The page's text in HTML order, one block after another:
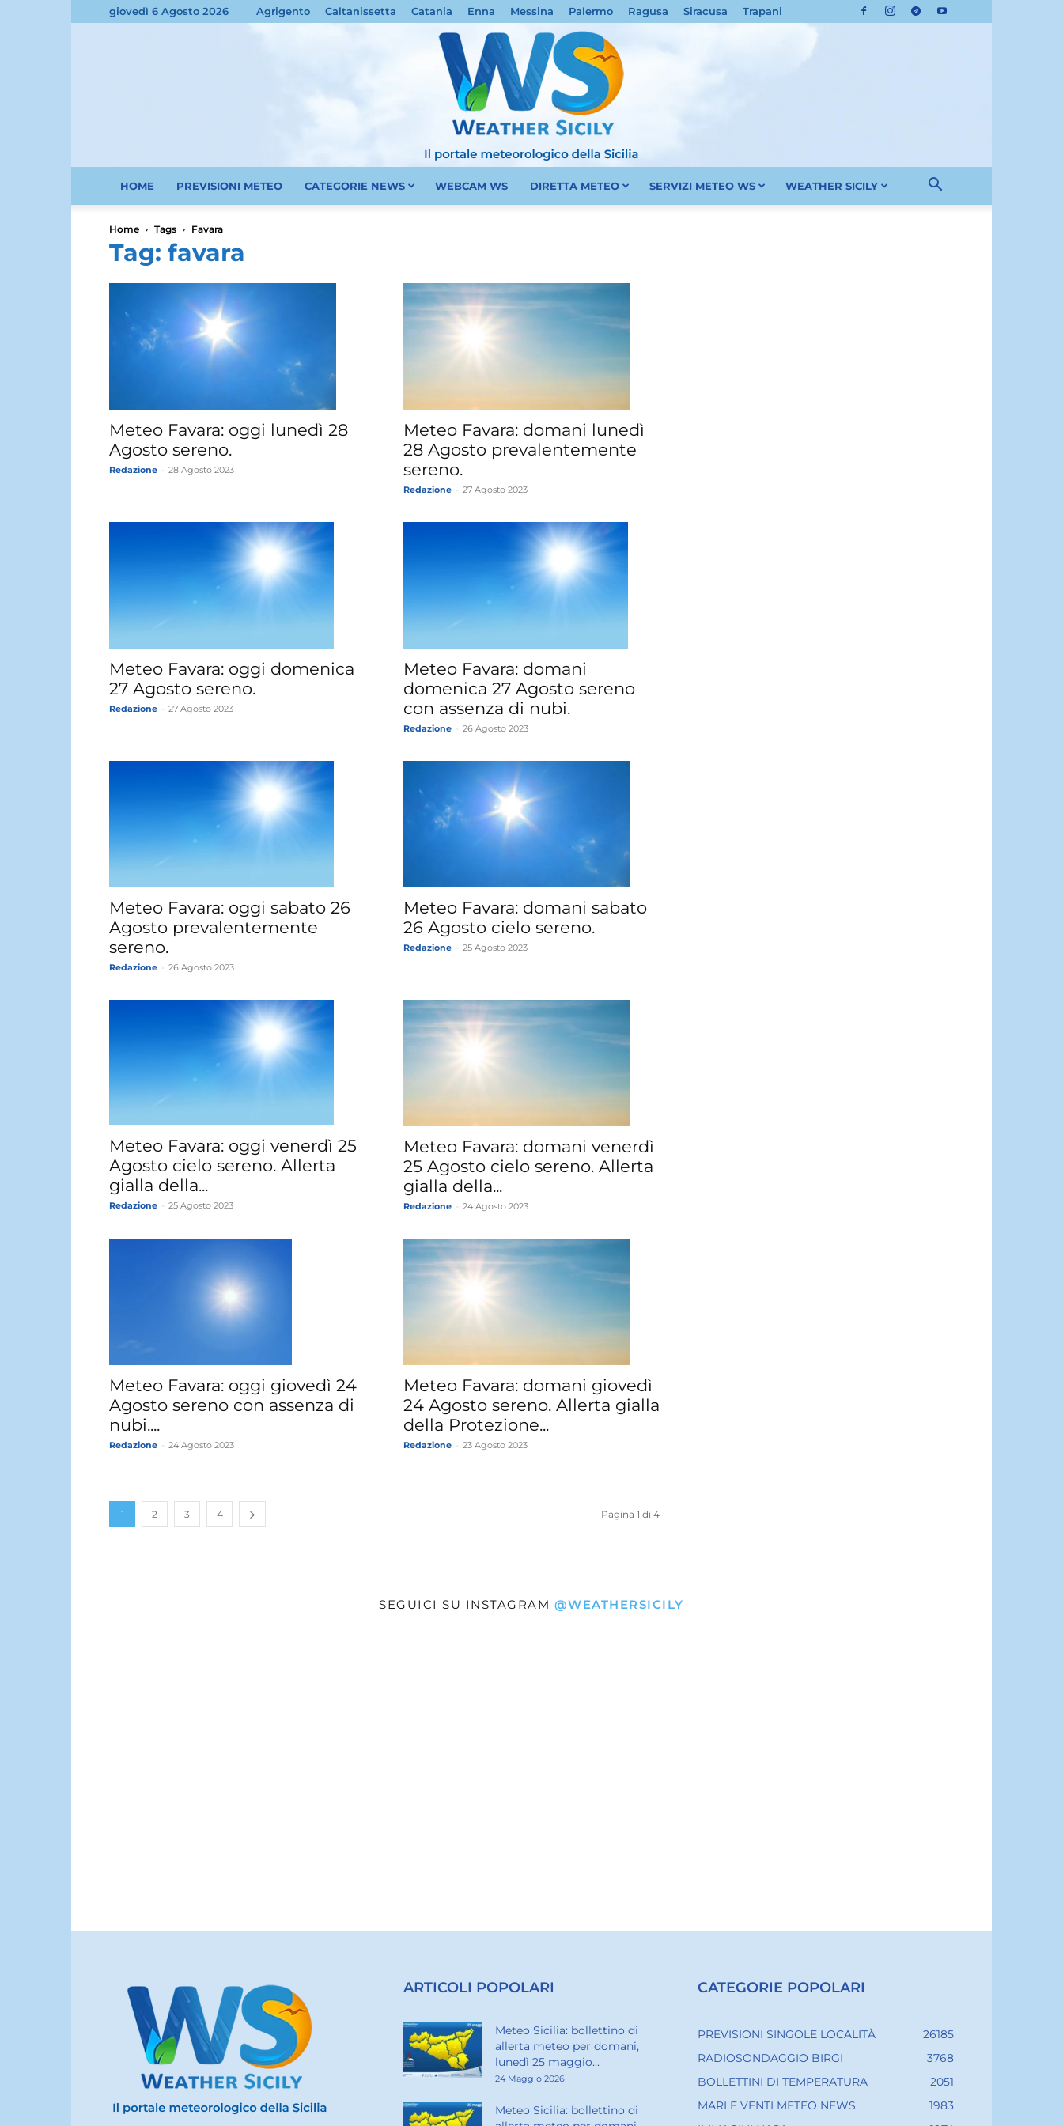
giovedì 6 Agosto 2026 Agrigento Caltanissetta Catania Enna Messina Palermo Ragusa Siracusa Trapani
»
Weather
HOME PREVISIONI METEO CATEGORIE NEWS WEBCAM WS DIRETTA METEO SERVIZI METEO WS WEATHER SICILY
Home Tags Favara
Tag: favara
Meteo Favara: oggi lunedì 28
Agosto sereno.
Redazione 28 Agosto 2023
Meteo Favara: domani lunedì
28 Agosto prevalentemente
sereno.
Redazione 27 Agosto 2023
Meteo Favara: oggi domenica
27 Agosto sereno.
Redazione 27 Agosto 2023
Meteo Favara: domani
domenica 27 Agosto sereno
con assenza di nubi.
Redazione 26 Agosto 2023
Meteo Favara: oggi sabato 26
Agosto prevalentemente
sereno.
Redazione 26 Agosto 2023
Meteo Favara: domani sabato
26 Agosto cielo sereno.
Redazione 25 Agosto 2023
Meteo Favara: oggi venerdì 25
Agosto cielo sereno. Allerta
gialla della...
Redazione 25 Agosto 2023
Meteo Favara: domani venerdì
25 Agosto cielo sereno. Allerta
gialla della...
Redazione 24 Agosto 2023
Meteo Favara: oggi giovedì 24
Agosto sereno con assenza di
nubi....
Redazione 24 Agosto 2023
Meteo Favara: domani giovedì
24 Agosto sereno. Allerta gialla
della Protezione...
Redazione 23 Agosto 2023
1 2 3 4 Pagina 1 di 4
SEGUICI SU INSTAGRAM @WEATHERSICILY
ARTICOLI POPOLARI
Meteo Sicilia: bollettino di
allerta meteo per domani,
lunedì 25 maggio...
24 Maggio 2026
Meteo Sicilia: bollettino di
CATEGORIE POPOLARI
PREVISIONI SINGOLE LOCALITÀ
26185
RADIOSONDAGGIO BIRGI
3768
BOLLETTINI DI TEMPERATURA
2051
MARI E VENTI METEO NEWS
1983